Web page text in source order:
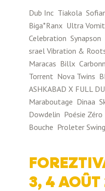
Dub Inc Tiakola
Biga*Ranx Ultra Vomit
Celebration Synapson
srael Vibration &
Maracas Billx
Torrent Nova Twins
ASHKABAD X FULL
Maraboutage Dinaa
Dowdelin Poésie Zéro
Bouche Proleter
3, 4 AOÛT